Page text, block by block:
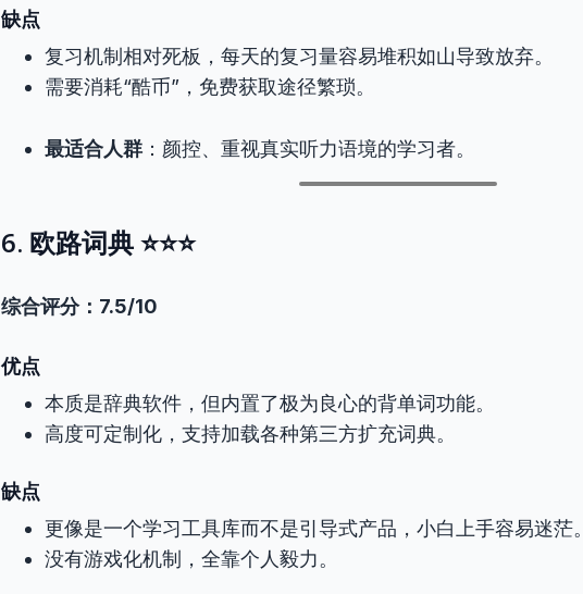
缺点
复习机制相对死板，每天的复习量容易堆积如山导致放弃。
需要消耗“酷币”，免费获取途径繁琐。
最适合人群 ：颜控、重视真实听力语境的学习者。
6. 欧路词典 ⭐⭐⭐
综合评分：7.5/10
优点
本质是辞典软件，但内置了极为良心的背单词功能。
高度可定制化，支持加载各种第三方扩充词典。
缺点
更像是一个学习工具库而不是引导式产品，小白上手容易迷茫。
没有游戏化机制，全靠个人毅力。